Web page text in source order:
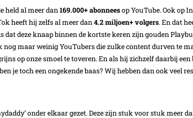
held al meer dan 169.000+ abonneesop YouTube. Ook op
heeft hij zelfs al meer dan 4.2 miljoen+ volgers. En dat
dat deze knaap binnen de kortste keren zijn gouden
maar weinig YouTubers die zulke content durven te
op onze smoel te toveren. En als hij zichzelf daarbij
je toch een ongekende baas? Wij hebben dan ook veel
onder elkaar gezet. Deze zijn stuk voor stuk meer